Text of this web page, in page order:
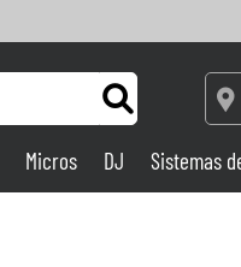
Micros DJ Sistemas